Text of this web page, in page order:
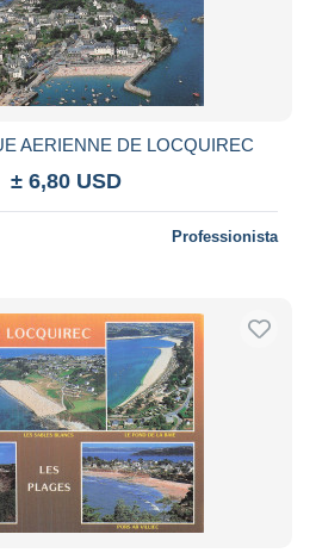
AERIENNE DE LOCQUIREC
± 6,80 USD
Professionista